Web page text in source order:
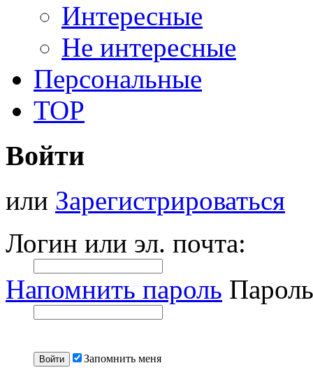
Интересные
Не интересные
Персональные
TOP
Войти
или Зарегистрироваться
Логин или эл. почта:
Напомнить пароль
Запомнить меня